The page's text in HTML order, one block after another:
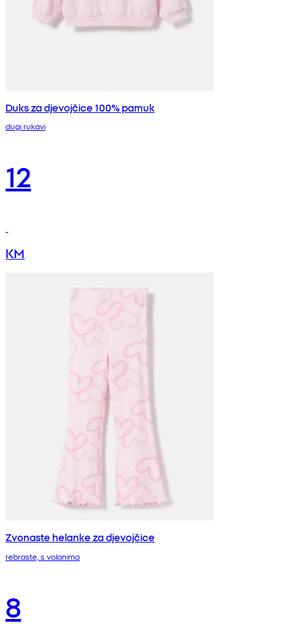
Duks za djevojčice 100% pamuk
dugi rukavi
12
KM
Zvonaste helanke za djevojčice
rebraste, s volanima
8